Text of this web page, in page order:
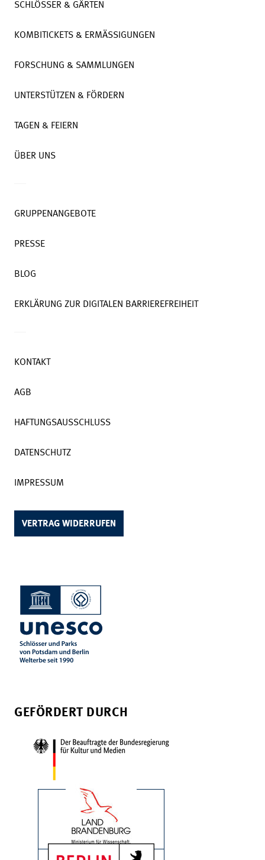
SCHLÖSSER & GÄRTEN
KOMBITICKETS & ERMÄSSIGUNGEN
FORSCHUNG & SAMMLUNGEN
UNTERSTÜTZEN & FÖRDERN
TAGEN & FEIERN
ÜBER UNS
GRUPPENANGEBOTE
PRESSE
BLOG
ERKLÄRUNG ZUR DIGITALEN BARRIEREFREIHEIT
KONTAKT
AGB
HAFTUNGSAUSSCHLUSS
DATENSCHUTZ
IMPRESSUM
VERTRAG WIDERRUFEN
GEFÖRDERT DURCH